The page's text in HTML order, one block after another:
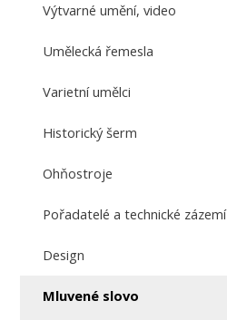
Výtvarné umění, video
Umělecká řemesla
Varietní umělci
Historický šerm
Ohňostroje
Pořadatelé a technické zázemí
Design
Mluvené slovo